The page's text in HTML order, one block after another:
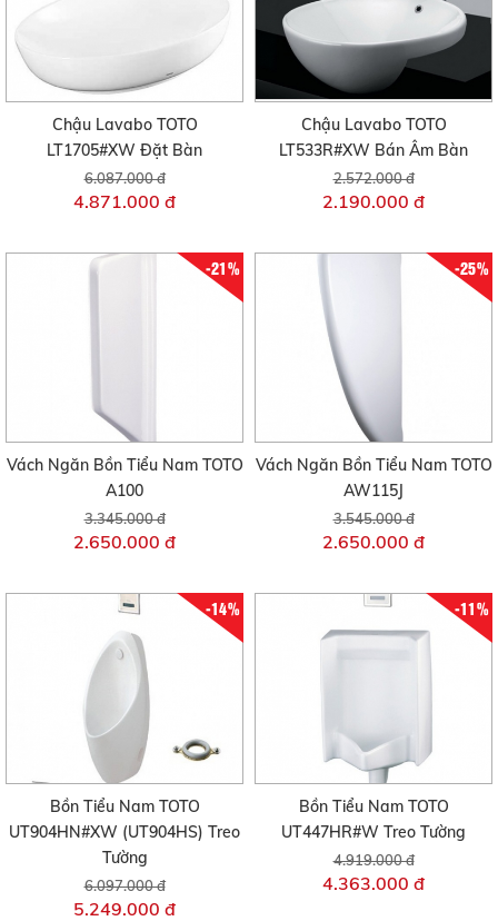
Chậu Lavabo TOTO
LT1705#XW Đặt Bàn
6.087.000 đ
4.871.000 đ
Chậu Lavabo TOTO
LT533R#XW Bán Âm Bàn
2.572.000 đ
2.190.000 đ
-21%
Vách Ngăn Bồn Tiểu Nam TOTO
A100
3.345.000 đ
2.650.000 đ
-25%
Vách Ngăn Bồn Tiểu Nam TOTO
AW115J
3.545.000 đ
2.650.000 đ
-14%
Bồn Tiểu Nam TOTO
UT904HN#XW (UT904HS) Treo
Tường
6.097.000 đ
5.249.000 đ
-11%
Bồn Tiểu Nam TOTO
UT447HR#W Treo Tường
4.919.000 đ
4.363.000 đ